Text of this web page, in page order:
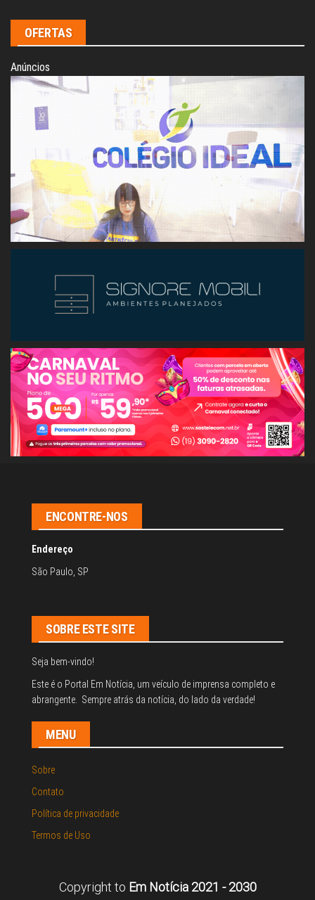
OFERTAS
Anúncios
ENCONTRE-NOS
Endereço
São Paulo, SP
SOBRE ESTE SITE
Seja bem-vindo!
Este é o Portal Em Notícia, um veículo de imprensa completo e
abrangente. Sempre atrás da notícia, do lado da verdade!
MENU
Sobre
Contato
Política de privacidade
Termos de Uso
Copyright to Em Notícia 2021 - 2030